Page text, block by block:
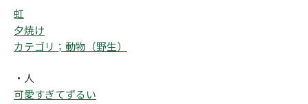
虹
夕焼け
カテゴリ；動物（野生）
・人
可愛すぎてずるい